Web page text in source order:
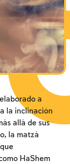
a
la inclinación
allá de sus
la matzá
HaShem